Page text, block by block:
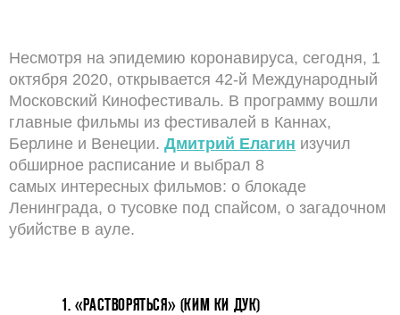
Несмотря на эпидемию коронавируса, сегодня, 1
октября 2020, открывается 42-й Международный
Московский Кинофестиваль. В программу вошли
главные фильмы из фестивалей в Каннах,
Берлине и Венеции. Дмитрий Елагин изучил
обширное расписание и выбрал 8
самых интересных фильмов: о блокаде
Ленинграда, о тусовке под спайсом, о загадочном
убийстве в ауле.
1. «РАСТВОРЯТЬСЯ» (КИМ КИ ДУК)